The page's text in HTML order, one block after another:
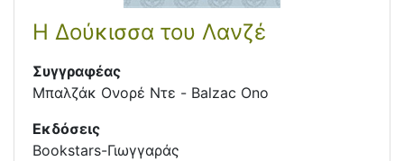
Η Δούκισσα του Λανζέ
Συγγραφέας
Μπαλζάκ Ονορέ Ντε - Balzac Ono
Εκδόσεις
Bookstars-Γιωγγαράς